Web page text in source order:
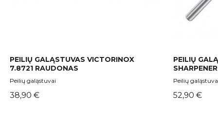
PEILIŲ GALĄSTUVAS VICTORINOX
7.8721 RAUDONAS
Peilių galąstuvai
Kaina
38,90 €
PEILIŲ
Peilių
Kaina
52,90 €